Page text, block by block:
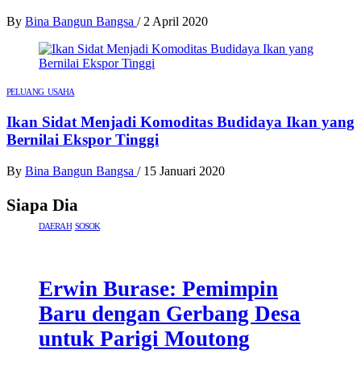
By Bina Bangun Bangsa / 2 April 2020
PELUANG USAHA
Ikan Sidat Menjadi Komoditas Budidaya Ikan yang
Bernilai Ekspor Tinggi
By Bina Bangun Bangsa / 15 Januari 2020
Siapa Dia
DAERAH SOSOK
Erwin Burase: Pemimpin
Baru dengan Gerbang Desa
untuk Parigi Moutong